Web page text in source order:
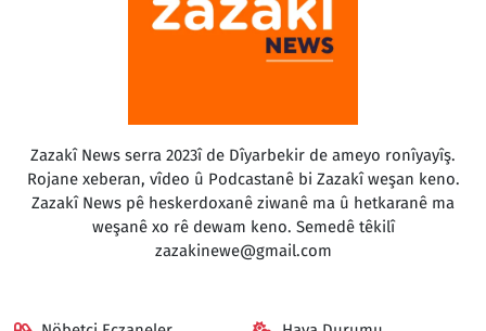
Zazakî News serra 2023î de Dîyarbekir de ameyo ronîyayîş.
Rojane xeberan, vîdeo û Podcastanê bi Zazakî weşan keno.
Zazakî News pê heskerdoxanê ziwanê ma û hetkaranê ma
weşanê xo rê dewam keno. Semedê têkilî
zazakinewe@gmail.com